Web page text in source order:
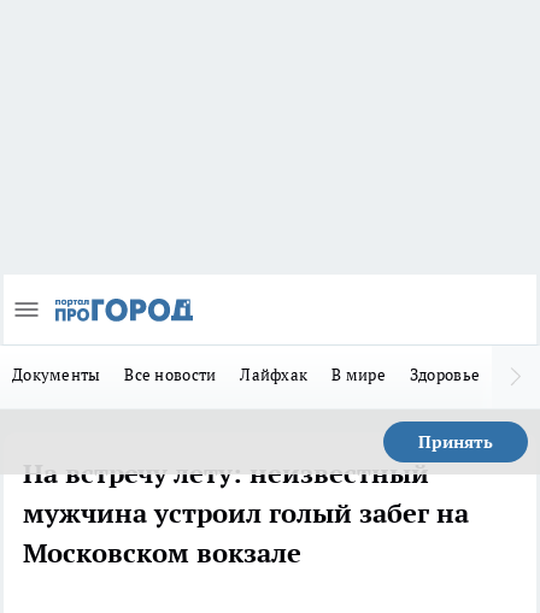
Документы Все новости Лайфхак В мире Здоровье
Принять
На встречу лету: неизвестный
мужчина устроил голый забег на
Московском вокзале